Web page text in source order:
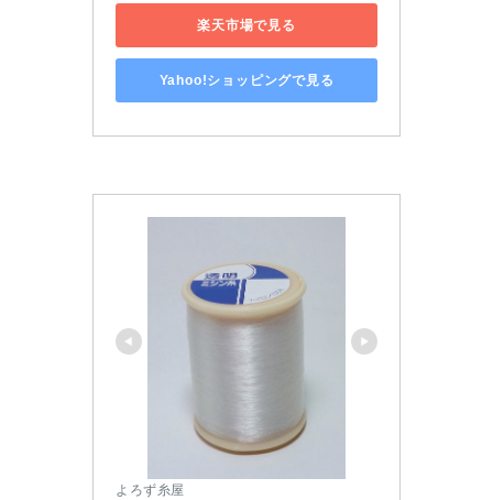
楽天市場で見る
Yahoo!ショッピングで見る
よろず糸屋